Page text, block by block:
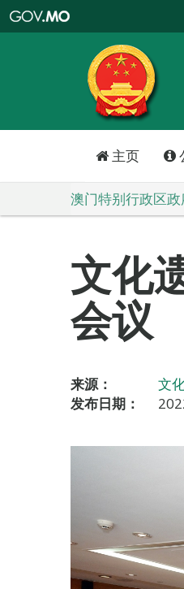
特
政
区
政
口
主页
澳门特别行政区
文化
会议
来源：
文
发布日期：